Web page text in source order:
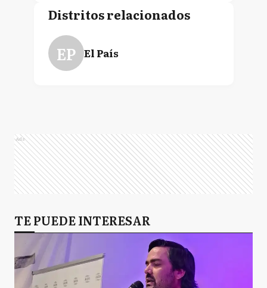
Distritos relacionados
EP El País
Ads
TE PUEDE INTERESAR